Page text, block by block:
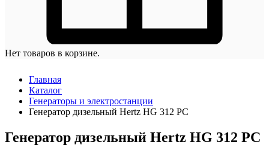
Нет товаров в корзине.
Главная
Каталог
Генераторы и электростанции
Генератор дизельный Hertz HG 312 PC
Генератор дизельный Hertz HG 312 PC